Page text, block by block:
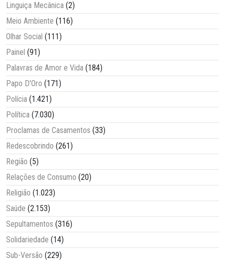
Linguiça Mecânica (2)
Meio Ambiente (116)
Olhar Social (111)
Painel (91)
Palavras de Amor e Vida (184)
Papo D'Oro (171)
Polícia (1.421)
Política (7.030)
Proclamas de Casamentos (33)
Redescobrindo (261)
Região (5)
Relações de Consumo (20)
Religião (1.023)
Saúde (2.153)
Sepultamentos (316)
Solidariedade (14)
Sub-Versão (229)